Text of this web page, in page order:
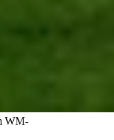
WM-